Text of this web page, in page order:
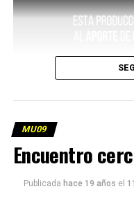
MU09
Encuentro
Publicada hace 19 años el